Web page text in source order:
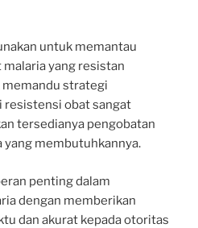
untuk memantau
yang resistan
strategi
resistensi obat sangat
tersedianya pengobatan
membutuhkannya.
penting dalam
dengan memberikan
dan akurat kepada otoritas